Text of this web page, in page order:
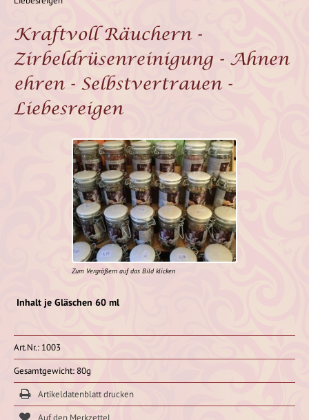
Kraftvoll Räuchern -
Zirbeldrüsenreinigung - Ahnen
ehren - Selbstvertrauen -
Liebesreigen
Zum Vergrößern auf das Bild klicken
Inhalt je Gläschen 60 ml
Art.Nr.: 1003
Gesamtgewicht: 80g
Artikeldatenblatt drucken